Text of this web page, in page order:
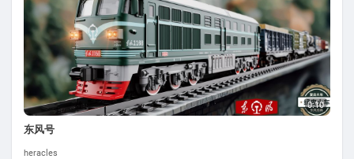
0:10
东风号
heracles